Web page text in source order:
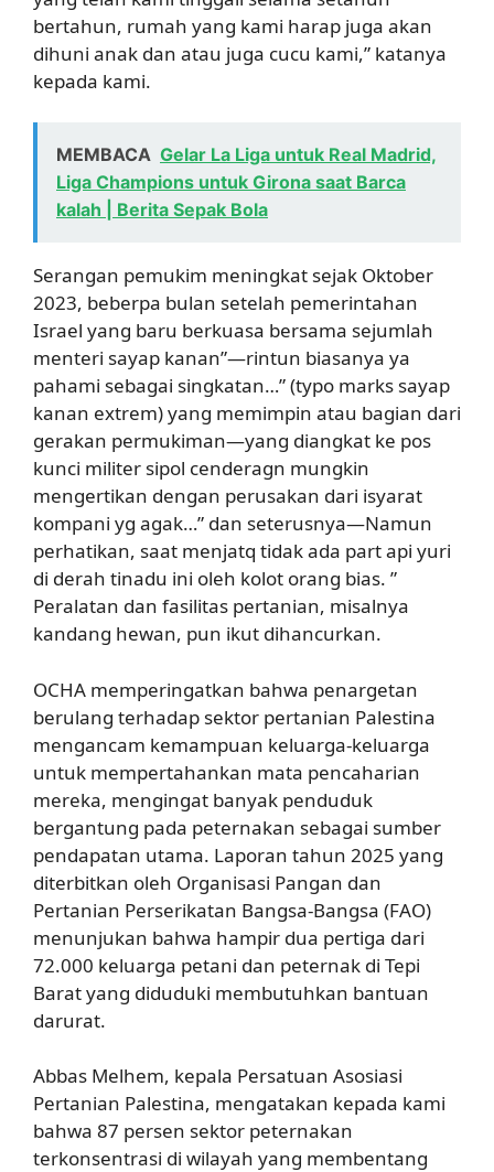
bertahun, rumah yang kami harap juga akan
dihuni anak dan atau juga cucu kami,” katanya
kepada kami.
MEMBACA Gelar La Liga untuk Real Madrid,
Liga Champions untuk Girona saat Barca
kalah | Berita Sepak Bola
Serangan pemukim meningkat sejak Oktober
2023, beberpa bulan setelah pemerintahan
Israel yang baru berkuasa bersama sejumlah
menteri sayap kanan”—rintun biasanya ya
pahami sebagai singkatan…” (typo marks sayap
kanan extrem) yang memimpin atau bagian dari
gerakan permukiman—yang diangkat ke pos
kunci militer sipol cenderagn mungkin
mengertikan dengan perusakan dari isyarat
kompani yg agak…” dan seterusnya—Namun
perhatikan, saat menjatq tidak ada part api yuri
di derah tinadu ini oleh kolot orang bias. ”
Peralatan dan fasilitas pertanian, misalnya
kandang hewan, pun ikut dihancurkan.
OCHA memperingatkan bahwa penargetan
berulang terhadap sektor pertanian Palestina
mengancam kemampuan keluarga-keluarga
untuk mempertahankan mata pencaharian
mereka, mengingat banyak penduduk
bergantung pada peternakan sebagai sumber
pendapatan utama. Laporan tahun 2025 yang
diterbitkan oleh Organisasi Pangan dan
Pertanian Perserikatan Bangsa-Bangsa (FAO)
menunjukan bahwa hampir dua pertiga dari
72.000 keluarga petani dan peternak di Tepi
Barat yang diduduki membutuhkan bantuan
darurat.
Abbas Melhem, kepala Persatuan Asosiasi
Pertanian Palestina, mengatakan kepada kami
bahwa 87 persen sektor peternakan
terkonsentrasi di wilayah yang membentang